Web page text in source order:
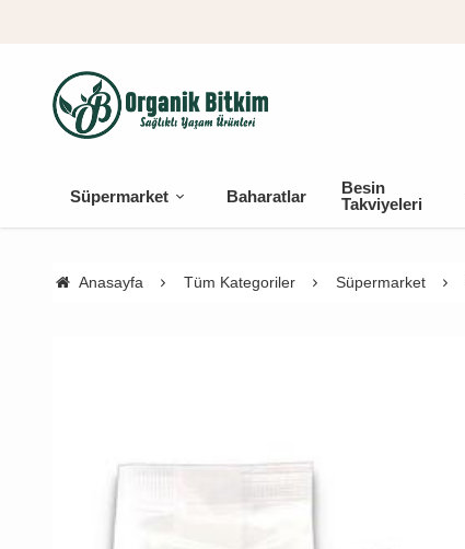
Süpermarket Baharatlar
Besin
Takviyeleri
Anasayfa Tüm Kategoriler Süpermarket